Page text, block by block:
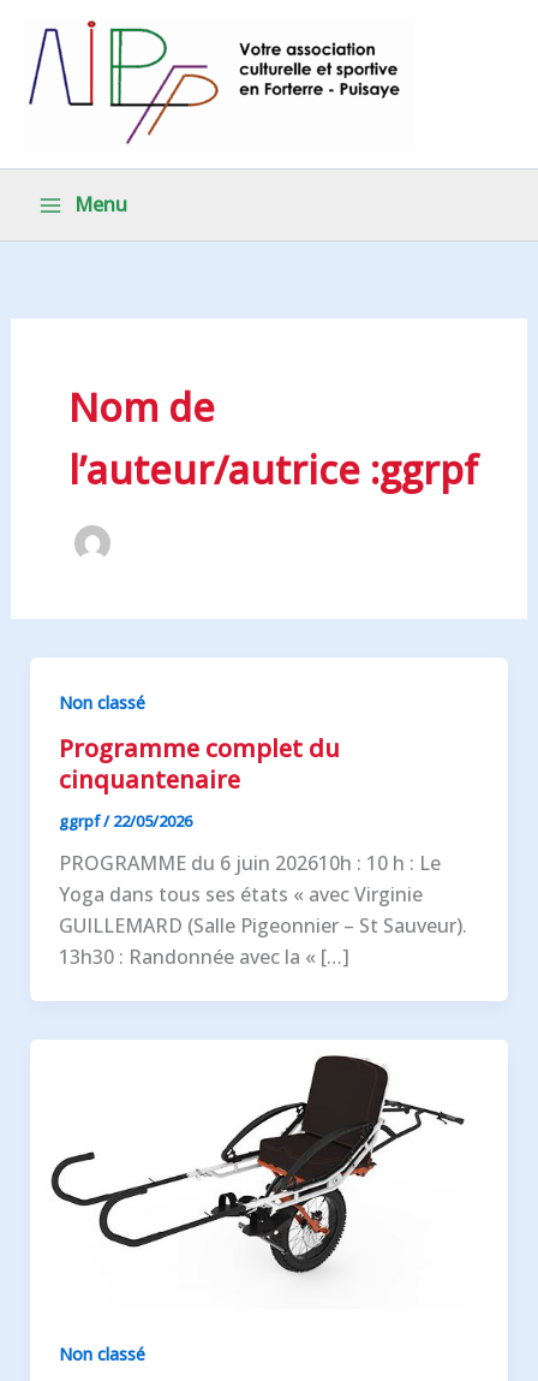
contenu
Menu
Nom de
l’auteur/autrice :ggrpf
Non classé
Programme complet du
cinquantenaire
ggrpf/22/05/2026
PROGRAMME du 6 juin 202610h : 10 h : Le
Yoga dans tous ses états « avec Virginie
GUILLEMARD (Salle Pigeonnier – St Sauveur).
13h30 : Randonnée avec la « […]
Non classé